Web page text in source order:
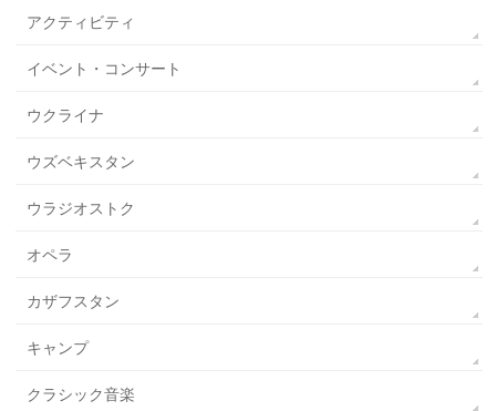
アクティビティ
イベント・コンサート
ウクライナ
ウズベキスタン
ウラジオストク
オペラ
カザフスタン
キャンプ
クラシック音楽